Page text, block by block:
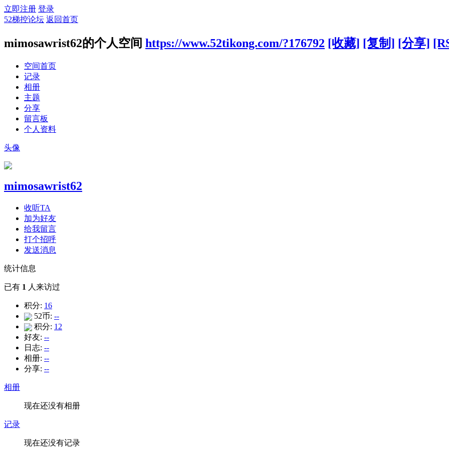
立即注册 登录
52梯控论坛 返回首页
mimosawrist62的个人空间 https://www.52tikong.com/?176792 [收藏] [复制] [分享]
空间首页
记录
相册
主题
分享
留言板
个人资料
头像
mimosawrist62
收听TA
加为好友
给我留言
打个招呼
发送消息
统计信息
已有 1 人来访过
积分: 16
52币: --
积分: 12
好友: --
日志: --
相册: --
分享: --
相册
现在还没有相册
记录
现在还没有记录